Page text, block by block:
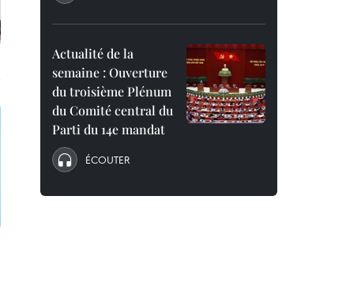
Actualité de la
semaine : Ouverture
du troisième Plénum
du Comité central du
Parti du 14e mandat
ÉCOUTER